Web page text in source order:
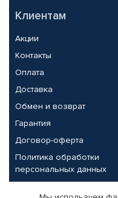
Клиентам
Акции
Контакты
Оплата
Доставка
Обмен и возврат
Гарантия
Договор-оферта
Политика обработки
персональных данных